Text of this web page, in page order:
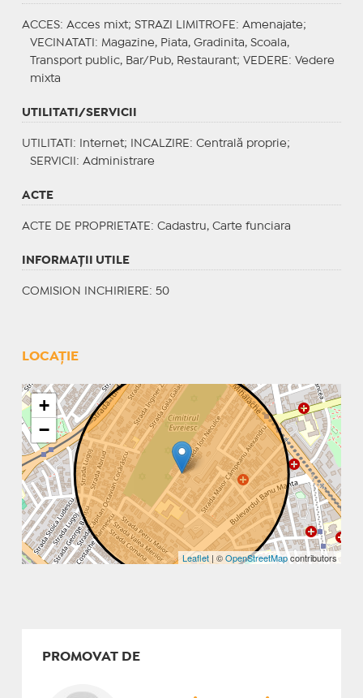
ACCES: Acces mixt; STRAZI LIMITROFE : Amenajate;
VECINATATI : Magazine, Piata, Gradinita, Scoala,
Transport public, Bar/Pub, Restaurant; VEDERE : Vedere
mixta
UTILITATI/SERVICII
UTILITATI : Internet; INCALZIRE : Centrală proprie;
SERVICII : Administrare
ACTE
ACTE DE PROPRIETATE : Cadastru, Carte funciara
INFORMAŢII UTILE
COMISION INCHIRIERE: 50
LOCAȚIE
+
−
Leaflet | ©OpenStreetMapcontributors
PROMOVAT DE